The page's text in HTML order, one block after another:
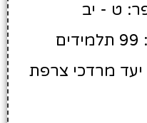
ט - יב
מרדכי צרפת